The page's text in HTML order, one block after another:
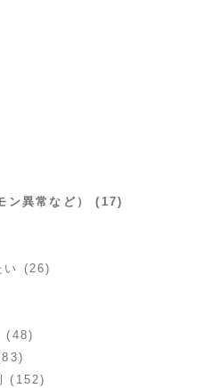
ン異常など） (17)
い (26)
(48)
(152)